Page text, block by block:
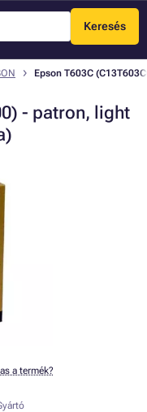
Keresés
Menü
Epson T603C
- patron, light
a termék?